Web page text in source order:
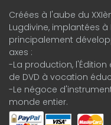
Créées à l'aube du
Lugdivine, implantées
principalement
axes :
-La production, l'Édition
de DVD à vocation
-Le négoce
monde entier.